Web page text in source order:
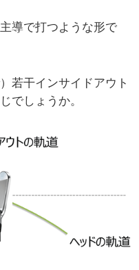
導で打つような形で
若干インサイドアウト
でしょうか。